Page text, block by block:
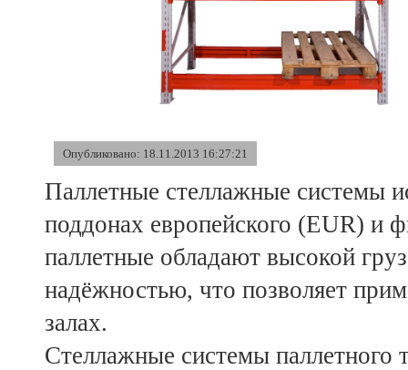
Опубликовано: 18.11.2013 16:27:21
Паллетные стеллажные системы
поддонах европейского (EUR) и
паллетные обладают высокой
надёжностью, что позволяет
залах.
Стеллажные системы паллетного